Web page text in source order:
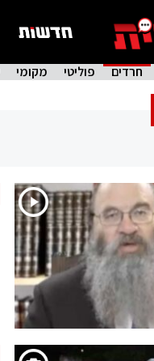
חרדים פוליטי מקומי